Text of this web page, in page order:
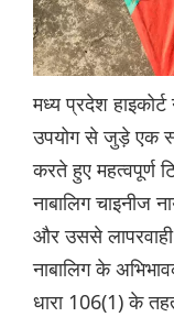
मध्य प्रदेश
उपयोग से जुड़े एक
करते हुए महत्वपूर्ण
नाबालिग चाइनीज
और उससे
नाबालिग के
धारा 106(1) के